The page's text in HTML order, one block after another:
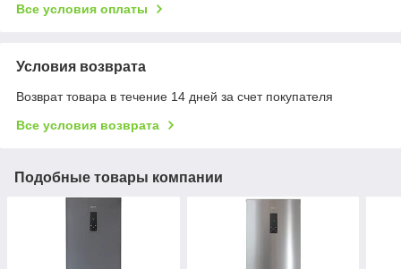
Все условия оплаты
Условия возврата
Возврат товара в течение 14 дней за счет покупателя
Все условия возврата
Подобные товары компании